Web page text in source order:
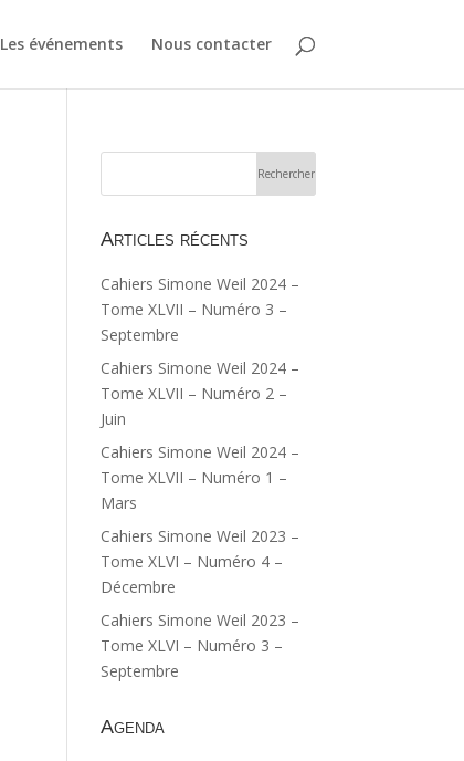
Les événements Nous contacter
Articles récents
Cahiers Simone Weil 2024 –
Tome XLVII – Numéro 3 –
Septembre
Cahiers Simone Weil 2024 –
Tome XLVII – Numéro 2 –
Juin
Cahiers Simone Weil 2024 –
Tome XLVII – Numéro 1 –
Mars
Cahiers Simone Weil 2023 –
Tome XLVI – Numéro 4 –
Décembre
Cahiers Simone Weil 2023 –
Tome XLVI – Numéro 3 –
Septembre
Agenda